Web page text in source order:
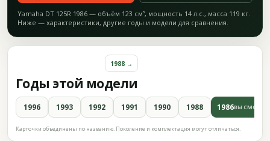
Yamaha DT 125R 1986 — объём 123 см³, мощность 14 л.с., масса 119 кг.
Ниже — характеристики, другие годы и модели для сравнения.
Годы этой модели
1988 →
1996 1993 1992 1991 1990 1988 1986ВЫ
Карточки объединены по названию. Поколение и комплектация могут отличаться.